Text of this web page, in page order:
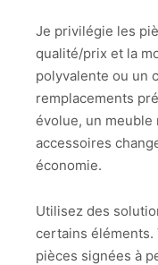
Je privilégie les
qualité/prix et la
polyvalente ou un
remplacements
évolue, un meuble
accessoires
économie.
Utilisez des
certains éléments.
pièces signées à